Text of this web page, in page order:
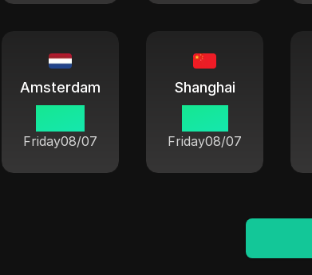
Amsterdam
Friday08/07
Shanghai
Friday08/07